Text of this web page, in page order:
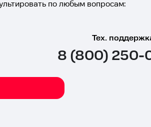
по любым вопросам:
Тех.
8 (800) 250-